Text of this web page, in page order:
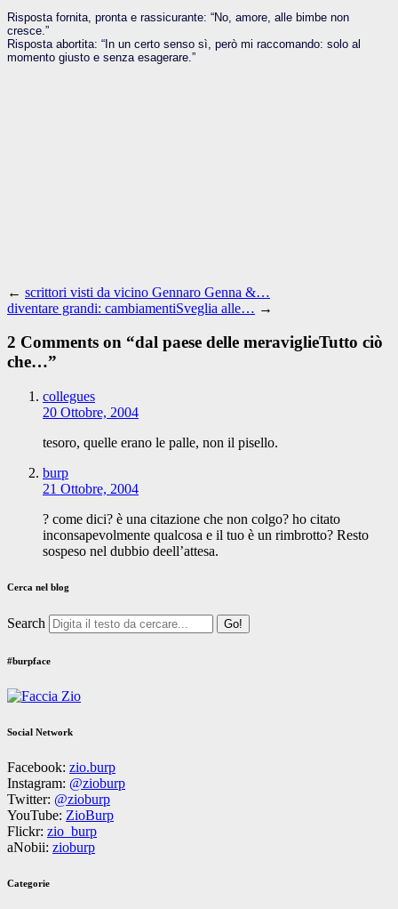
Risposta fornita, pronta e rassicurante: “No, amore, alle bimbe non
cresce.”
Risposta abortita: “In un certo senso sì, però mi raccomando: solo al
momento giusto e senza esagerare.”
← scrittori visti da vicino Gennaro Genna &…
diventare grandi: cambiamentiSveglia alle… →
2 Comments on “dal paese delle meraviglieTutto ciò
che…”
collegues
20 Ottobre, 2004
tesoro, quelle erano le palle, non il pisello.
burp
21 Ottobre, 2004
? come dici? è una citazione che non colgo? ho citato
inconsapevolmente qualcosa e il tuo è un rimbrotto? Resto
sospeso nel dubbio deell’attesa.
Cerca nel blog
Search
#burpface
Social Network
Facebook: zio.burp
Instagram: @zioburp
Twitter: @zioburp
YouTube: ZioBurp
Flickr: zio_burp
aNobii: zioburp
Categorie